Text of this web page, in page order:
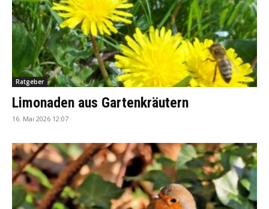
Ratgeber
Limonaden aus Gartenkräutern
16. Mai 2026 12:07